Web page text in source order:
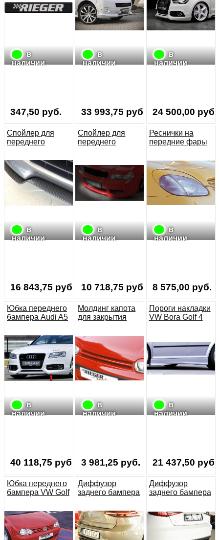
в
наличии
347,50 руб.
в
наличии
33 993,75 руб.
в
наличии
24 500,00 руб.
Спойлер для
переднего
RIEGER
00014102/
00014103
Carbon-Look
в
наличии
16 843,75 руб.
Спойлер для
переднего
00055070
Carbon-Look
в
наличии
10 718,75 руб.
Реснички на
передние фары
R170 RIEGER
в
наличии
8 575,00 руб.
Юбка переднего
бампера Audi A5
в
наличии
40 118,75 руб.
Молдинг капота
для закрытия
эмблемы VW
Golf 4 10.97-03
RIEGER
в
наличии
3 981,25 руб.
Пороги накладки
VW Bora Golf 4
в
наличии
21 437,50 руб.
Юбка переднего
бампера VW Golf
Диффузор
заднего бампера
рестайл
Диффузор
заднего бампера
до рестайлниг
RIEGER